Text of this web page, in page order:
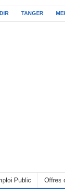
TANGER
Public Offres